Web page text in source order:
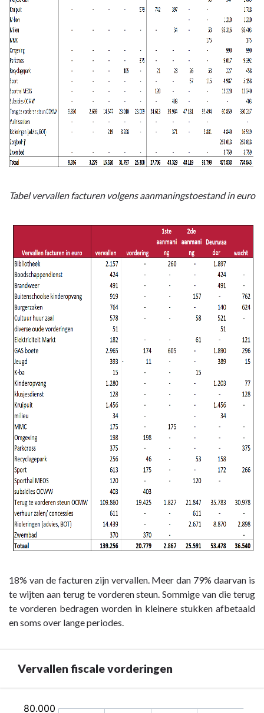
Tabel vervallen facturen volgens aanmaningstoestand in euro
18% van de facturen zijn vervallen. Meer dan 79% daarvan is
te wijten aan terug te vorderen steun. Sommige van die terug
te vorderen bedragen worden in kleinere stukken afbetaald
en soms over lange periodes.
Vervallen fiscale vorderingen